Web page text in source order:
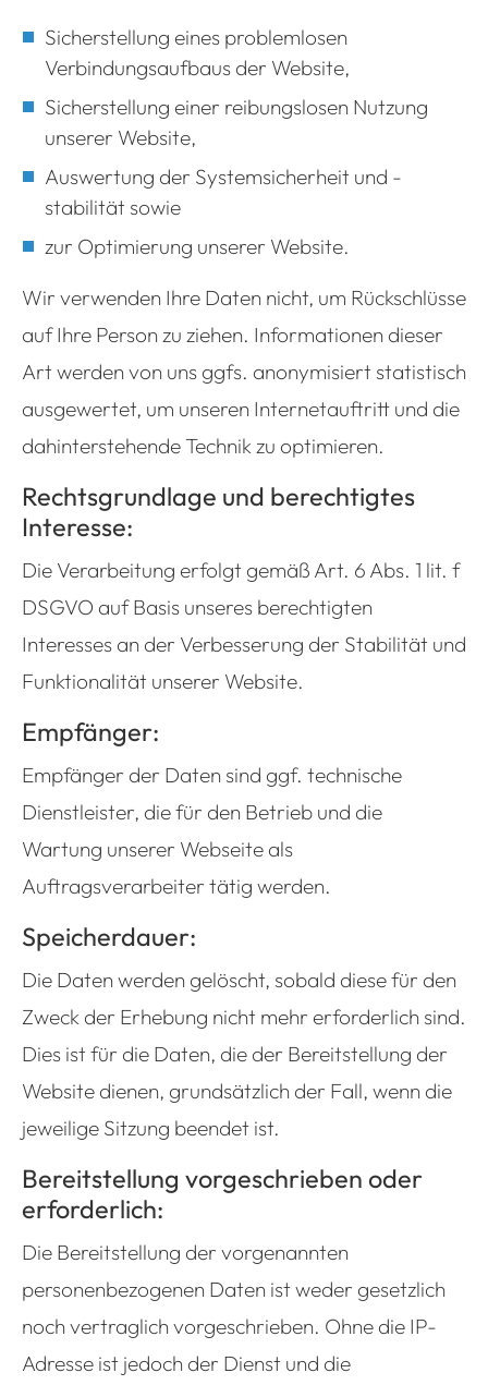
Sicherstellung eines problemlosen
Verbindungsaufbaus der Website,
Sicherstellung einer reibungslosen Nutzung
unserer Website,
Auswertung der Systemsicherheit und -
stabilität sowie
zur Optimierung unserer Website.
Wir verwenden Ihre Daten nicht, um Rückschlüsse
auf Ihre Person zu ziehen. Informationen dieser
Art werden von uns ggfs. anonymisiert statistisch
ausgewertet, um unseren Internetauftritt und die
dahinterstehende Technik zu optimieren.
Rechtsgrundlage und berechtigtes
Interesse:
Die Verarbeitung erfolgt gemäß Art. 6 Abs. 1 lit. f
DSGVO auf Basis unseres berechtigten
Interesses an der Verbesserung der Stabilität und
Funktionalität unserer Website.
Empfänger:
Empfänger der Daten sind ggf. technische
Dienstleister, die für den Betrieb und die
Wartung unserer Webseite als
Auftragsverarbeiter tätig werden.
Speicherdauer:
Die Daten werden gelöscht, sobald diese für den
Zweck der Erhebung nicht mehr erforderlich sind.
Dies ist für die Daten, die der Bereitstellung der
Website dienen, grundsätzlich der Fall, wenn die
jeweilige Sitzung beendet ist.
Bereitstellung vorgeschrieben oder
erforderlich:
Die Bereitstellung der vorgenannten
personenbezogenen Daten ist weder gesetzlich
noch vertraglich vorgeschrieben. Ohne die IP-
Adresse ist jedoch der Dienst und die